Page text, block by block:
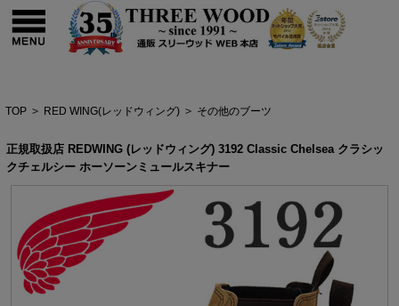
TOP > RED WING(レッドウィング) > その他のブーツ
正規取扱店 REDWING (レッドウィング) 3192 Classic Chelsea クラシッ
クチェルシー ホーソーンミュールスキナー